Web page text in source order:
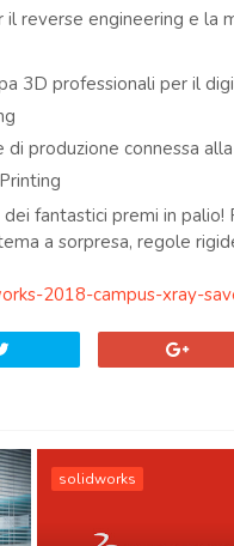
reverse engineering e la
3D professionali per il
produzione connessa
fantastici premi in
a sorpresa, regole
2018-campus-xray-
solidworks